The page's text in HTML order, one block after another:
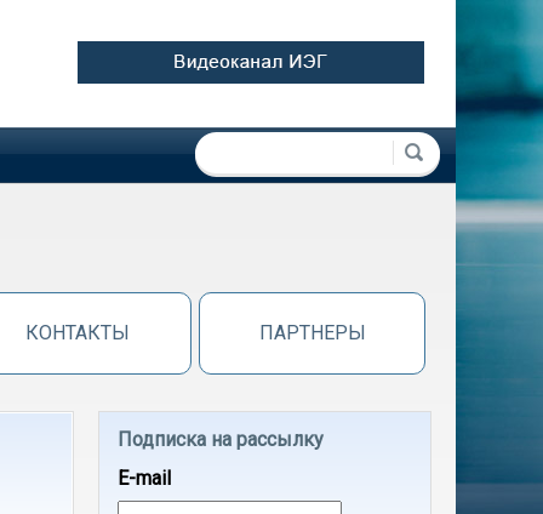
Форма поиска
Поиск
КОНТАКТЫ ПАРТНЕРЫ
Подписка на рассылку
E-mail